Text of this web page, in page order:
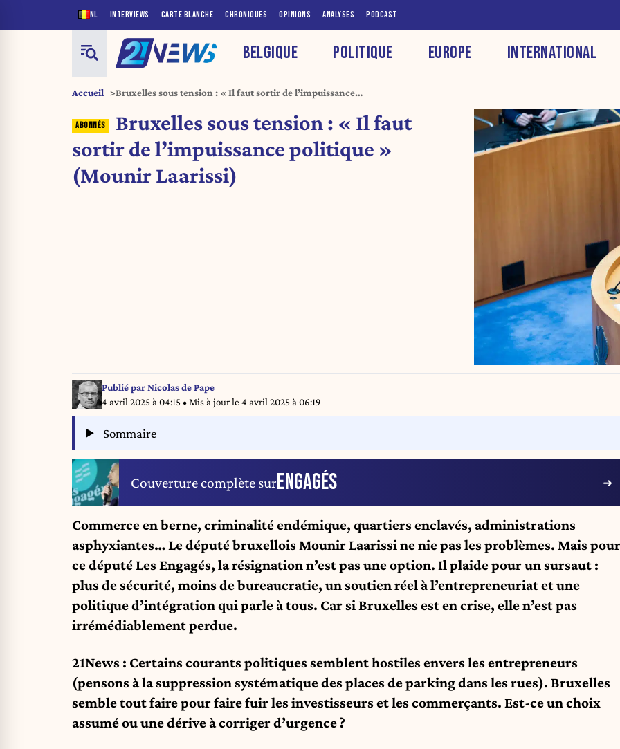
NL INTERVIEWS CARTE BLANCHE CHRONIQUES OPINIONS ANALYSES PODCAST
BELGIQUE POLITIQUE EUROPE INTERNATIONAL
Accueil
Bruxelles sous tension : « Il faut sortir de l’impuissance
Bruxelles sous tension : « Il faut
sortir de l’impuissance politique »
(Mounir Laarissi)
Publié parNicolas de Pape
4 avril 2025 à 04:15 • Mis à jour le 4 avril 2025 à 06:19
Sommaire
Couverture complète surENGAGÉS
Commerce en berne, criminalité endémique, quartiers enclavés, administrations
asphyxiantes… Le député bruxellois Mounir Laarissi ne nie pas les problèmes. Mais pour
ce député Les Engagés, la résignation n’est pas une option. Il plaide pour un sursaut :
plus de sécurité, moins de bureaucratie, un soutien réel à l’entrepreneuriat et une
politique d’intégration qui parle à tous. Car si Bruxelles est en crise, elle n’est pas
irrémédiablement perdue.
21News : Certains courants politiques semblent hostiles envers les entrepreneurs
(pensons à la suppression systématique des places de parking dans les rues). Bruxelles
semble tout faire pour faire fuir les investisseurs et les commerçants. Est-ce un choix
assumé ou une dérive à corriger d’urgence ?